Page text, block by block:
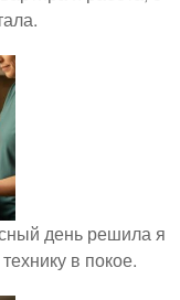
день решила я
в покое.